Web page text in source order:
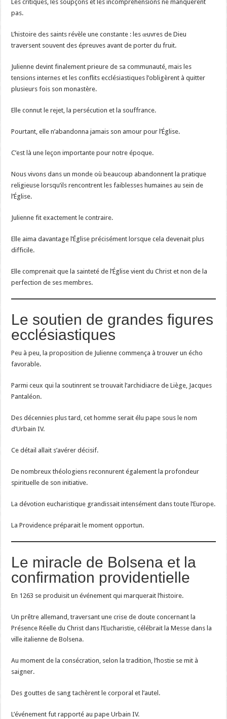
Les critiques, les soupçons et les incompréhensions ne manquèrent
pas.
L’histoire des saints révèle une constante : les œuvres de Dieu
traversent souvent des épreuves avant de porter du fruit.
Julienne devint finalement prieure de sa communauté, mais les
tensions internes et les conflits ecclésiastiques l’obligèrent à quitter
plusieurs fois son monastère.
Elle connut le rejet, la persécution et la souffrance.
Pourtant, elle n’abandonna jamais son amour pour l’Église.
C’est là une leçon importante pour notre époque.
Nous vivons dans un monde où beaucoup abandonnent la pratique
religieuse lorsqu’ils rencontrent les faiblesses humaines au sein de
l’Église.
Julienne fit exactement le contraire.
Elle aima davantage l’Église précisément lorsque cela devenait plus
difficile.
Elle comprenait que la sainteté de l’Église vient du Christ et non de la
perfection de ses membres.
Le soutien de grandes figures
ecclésiastiques
Peu à peu, la proposition de Julienne commença à trouver un écho
favorable.
Parmi ceux qui la soutinrent se trouvait l’archidiacre de Liège, Jacques
Pantaléon.
Des décennies plus tard, cet homme serait élu pape sous le nom
d’Urbain IV.
Ce détail allait s’avérer décisif.
De nombreux théologiens reconnurent également la profondeur
spirituelle de son initiative.
La dévotion eucharistique grandissait intensément dans toute l’Europe.
La Providence préparait le moment opportun.
Le miracle de Bolsena et la
confirmation providentielle
En 1263 se produisit un événement qui marquerait l’histoire.
Un prêtre allemand, traversant une crise de doute concernant la
Présence Réelle du Christ dans l’Eucharistie, célébrait la Messe dans la
ville italienne de Bolsena.
Au moment de la consécration, selon la tradition, l’hostie se mit à
saigner.
Des gouttes de sang tachèrent le corporal et l’autel.
L’événement fut rapporté au pape Urbain IV.